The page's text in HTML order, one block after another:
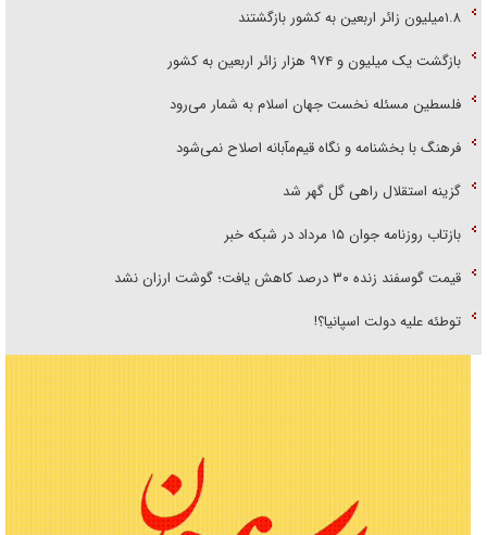
۱.۸میلیون زائر اربعین به کشور بازگشتند
بازگشت یک میلیون و ۹۷۴ هزار زائر اربعین به کشور
فلسطین مسئله نخست جهان اسلام به شمار می‌رود
فرهنگ با بخشنامه و نگاه قیم‌مآبانه اصلاح نمی‌شود
گزینه استقلال راهی گل گهر شد
بازتاب روزنامه جوان ۱۵ مرداد در شبکه خبر
قیمت گوسفند زنده ۳۰ درصد کاهش یافت؛ گوشت ارزان نشد
توطئه علیه دولت اسپانیا؟!